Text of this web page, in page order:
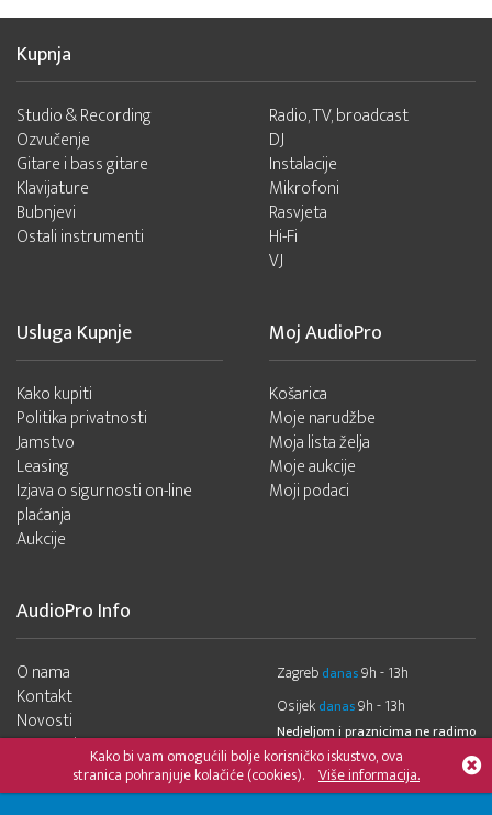
Kako bi vam omogućili bolje korisničko iskustvo, ova
stranica pohranjuje kolačiće (cookies). Više informacija.
Kupnja
Studio & Recording
Ozvučenje
Gitare i bass gitare
Klavijature
Bubnjevi
Ostali instrumenti
Radio, TV, broadcast
DJ
Instalacije
Mikrofoni
Rasvjeta
Hi-Fi
VJ
Usluga Kupnje
Kako kupiti
Politika privatnosti
Jamstvo
Leasing
Izjava o sigurnosti on-line
plaćanja
Aukcije
Moj AudioPro
Košarica
Moje narudžbe
Moja lista želja
Moje aukcije
Moji podaci
AudioPro Info
O nama
Kontakt
Novosti
Mapa sajta
Zagreb danas9h - 13h
Osijek danas9h - 13h
Nedjeljom i praznicima ne radimo